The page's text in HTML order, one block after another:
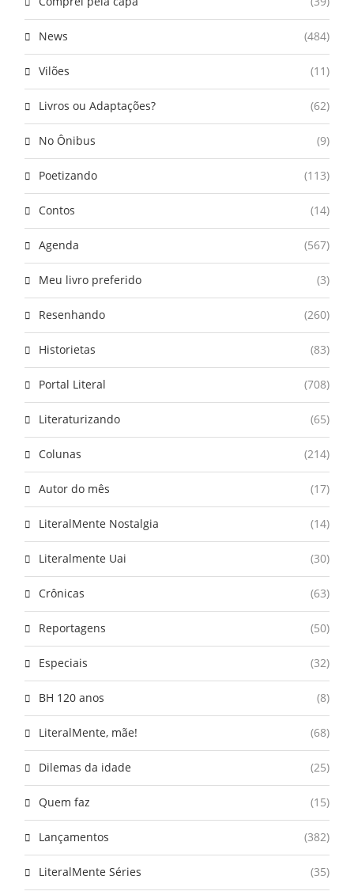
News (484)
Vilões (11)
Livros ou Adaptações? (62)
No Ônibus (9)
Poetizando (113)
Contos (14)
Agenda (567)
Meu livro preferido (3)
Resenhando (260)
Historietas (83)
Portal Literal (708)
Literaturizando (65)
Colunas (214)
Autor do mês (17)
LiteralMente Nostalgia (14)
Literalmente Uai (30)
Crônicas (63)
Reportagens (50)
Especiais (32)
BH 120 anos (8)
LiteralMente, mãe! (68)
Dilemas da idade (25)
Quem faz (15)
Lançamentos (382)
LiteralMente Séries (35)